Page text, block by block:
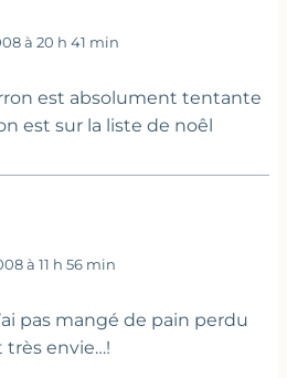
à 20 h 41 min
est absolument tentante
est sur la liste de noêl
à 11 h 56 min
pas mangé de pain perdu
envie…!